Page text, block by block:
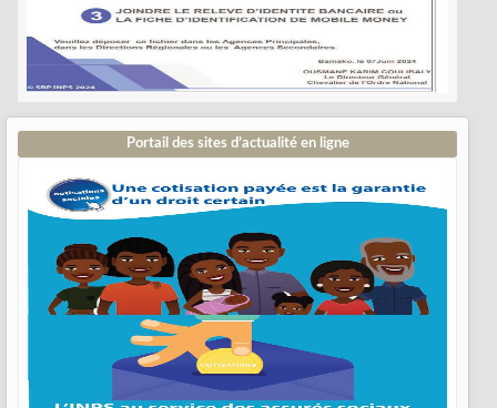
Portail des sites d’actualité en ligne